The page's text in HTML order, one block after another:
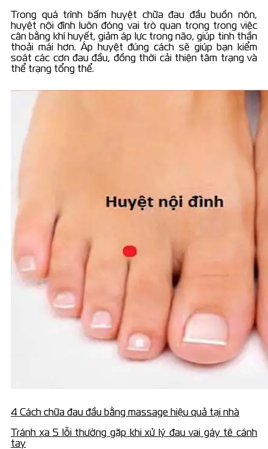
Trong quá trình bấm huyệt chữa đau đầu buồn nôn,
huyệt nội đình luôn đóng vai trò quan trọng trong việc
cân bằng khí huyết, giảm áp lực trong não, giúp tinh thần
thoải mái hơn. Áp huyệt đúng cách sẽ giúp bạn kiểm
soát các cơn đau đầu, đồng thời cải thiện tâm trạng và
thể trạng tổng thể.
4 Cách chữa đau đầu bằng massage hiệu quả tại nhà
Tránh xa 5 lỗi thường gặp khi xử lý đau vai gáy tê cánh
tay